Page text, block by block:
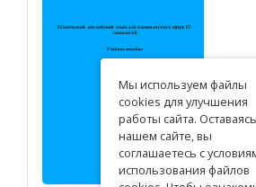
Мы используем файлы
cookies для улучшения
работы сайта.
нашем сайте, вы
соглашаетесь с
использования файлов